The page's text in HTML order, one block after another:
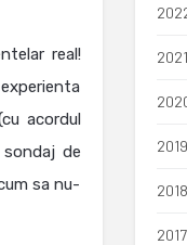
real!
acordul
de
sa nu-
2021
2019
2018
2017